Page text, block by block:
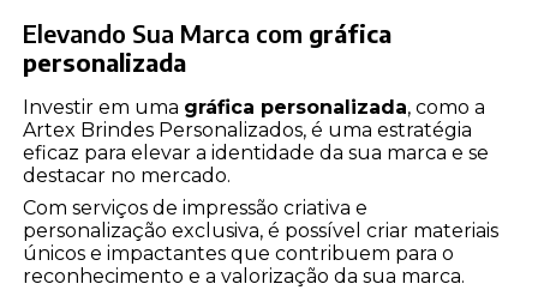
Elevando Sua Marca com gráfica
personalizada
Investir em uma gráfica personalizada, como a
Artex Brindes Personalizados, é uma estratégia
eficaz para elevar a identidade da sua marca e se
destacar no mercado.
Com serviços de impressão criativa e
personalização exclusiva, é possível criar materiais
únicos e impactantes que contribuem para o
reconhecimento e a valorização da sua marca.